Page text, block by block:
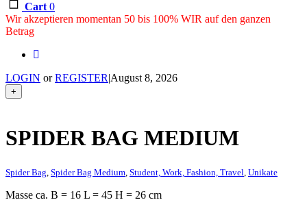
Cart 0
Wir akzeptieren momentan 50 bis 100% WIR auf den ganzen
Betrag
LOGIN orREGISTER|August 8, 2026
+
SPIDER BAG MEDIUM
Spider Bag Spider Bag Medium Student, Work, Fashion, Travel Unikate
Masse ca. B = 16 L = 45 H = 26 cm